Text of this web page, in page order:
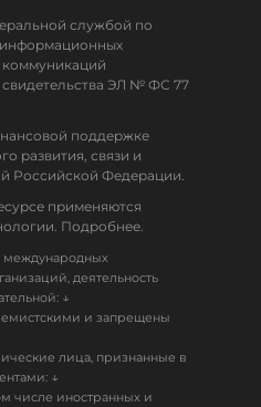
службой по
информационных
коммуникаций
ЭЛ № ФС 77
поддержке
развития, связи и
Российской Федерации.
применяются
Подробнее.
международных
деятельность
↓
и запрещены
лица, признанные в
↓
числе иностранных и